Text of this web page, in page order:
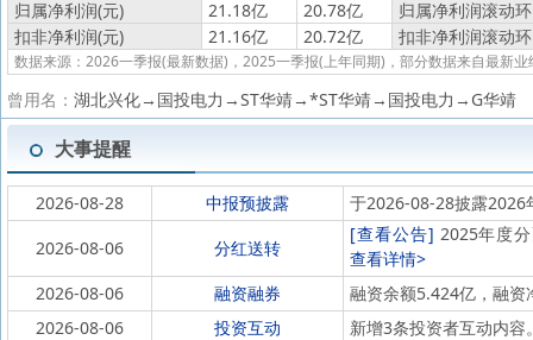
归属净利润(元)
21.18亿 20.78亿
归属净利润滚动
扣非净利润(元)
21.16亿 20.72亿 扣非净利润滚动
数据来源：2026一季报(最新数据)，2025一季报(上年同期)，部分数据来自最新业
曾用名： 湖北兴化→国投电力→ST华靖→*ST华靖→国投电力→G华靖
大事提醒
2026-08-28 中报预披露
于2026-08-28披露2026
2026-08-06
分红送转
[查看公告] 2025年度
查看详情>
2026-08-06
融资融券
融资余额5.424亿，融资
2026-08-06
投资互动
新增3条投资者互动内容